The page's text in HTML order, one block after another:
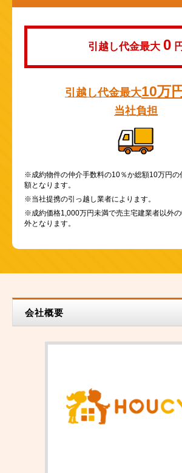
引越し代金最大 0 円
引越し代金最大10万円
当社負担
※成約物件の仲介手数料の10％か総額10万円の
額となります。
※当社提携の引っ越し業者によります。
※成約価格1,000万円未満で売主宅建業者以外
外となります。
会社概要